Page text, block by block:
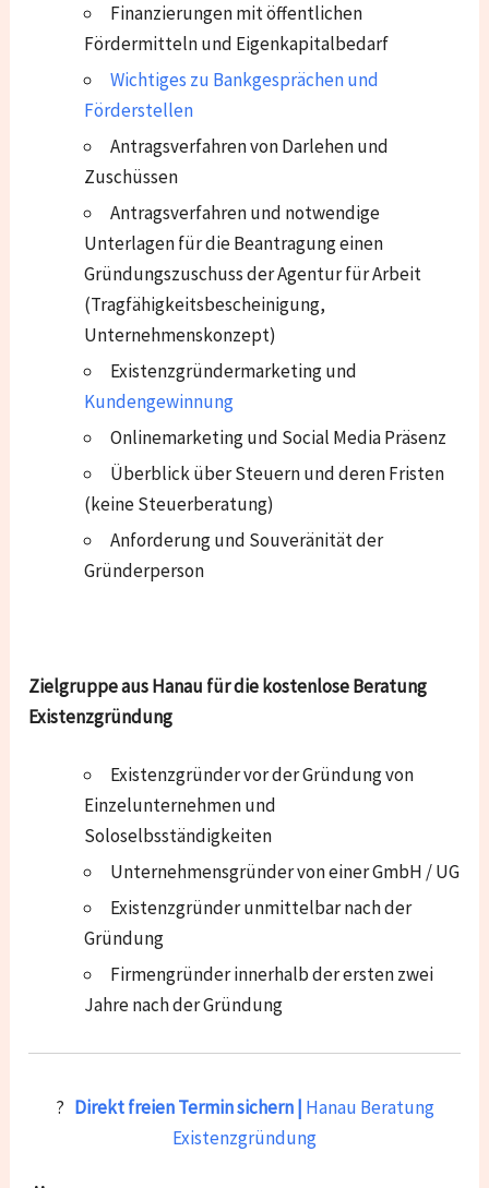
Finanzierungen mit öffentlichen
Fördermitteln und Eigenkapitalbedarf
Wichtiges zu Bankgesprächen und
Förderstellen
Antragsverfahren von Darlehen und
Zuschüssen
Antragsverfahren und notwendige
Unterlagen für die Beantragung einen
Gründungszuschuss der Agentur für Arbeit
(Tragfähigkeitsbescheinigung,
Unternehmenskonzept)
Existenzgründermarketing und
Kundengewinnung
Onlinemarketing und Social Media Präsenz
Überblick über Steuern und deren Fristen
(keine Steuerberatung)
Anforderung und Souveränität der
Gründerperson
Zielgruppe aus Hanau für die kostenlose Beratung
Existenzgründung
Existenzgründer vor der Gründung von
Einzelunternehmen und
Soloselbsständigkeiten
Unternehmensgründer von einer GmbH / UG
Existenzgründer unmittelbar nach der
Gründung
Firmengründer innerhalb der ersten zwei
Jahre nach der Gründung
? Direkt freien Termin sichern | Hanau Beratung
Existenzgründung